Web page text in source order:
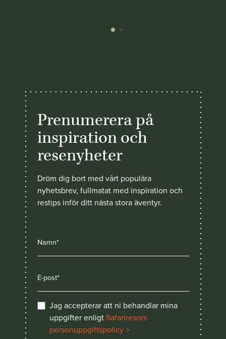
Prenumerera på
inspiration och
resenyheter
Dröm dig bort med vårt populära
nyhetsbrev, fullmatat med inspiration och
restips inför ditt nästa stora äventyr.
Jag accepterar att ni behandlar mina
uppgifter enligtSafariresors
personuppgiftspolicy >